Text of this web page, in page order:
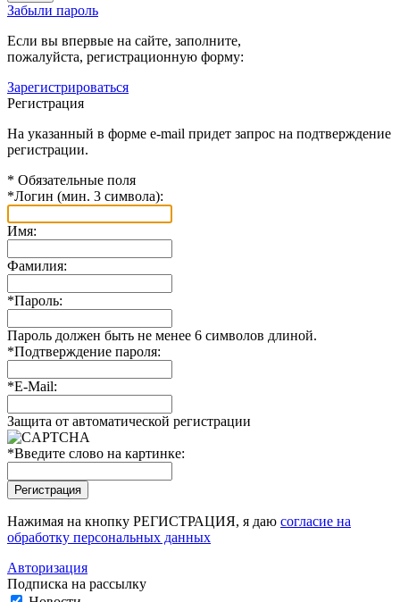
Забыли пароль
Если вы впервые на сайте, заполните,
пожалуйста, регистрационную форму:
Зарегистрироваться
Регистрация
На указанный в форме e-mail придет запрос на подтверждение
регистрации.
* Обязательные поля
*Логин (мин. 3 символа):
Имя:
Фамилия:
*Пароль:
Пароль должен быть не менее 6 символов длиной.
*Подтверждение пароля:
*E-Mail:
Защита от автоматической регистрации
*Введите слово на картинке:
Нажимая на кнопку РЕГИСТРАЦИЯ, я даю согласие на
обработку персональных данных
Авторизация
Подписка на рассылку